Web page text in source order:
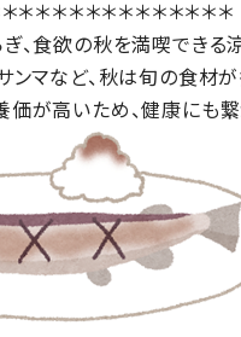
＊＊＊＊＊＊＊＊＊＊＊＊＊
、食欲の秋を満喫できる
ンマなど、秋は旬の食材が
が高いため、健康にも繋